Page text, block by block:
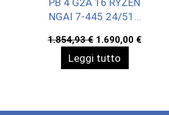
NGAI 7-445 24/512
1.854,93€ Il
prezzo
originale
era:
1.690,00 €Il
prezzo
Leggi tutto